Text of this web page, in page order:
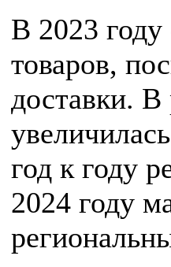
В 2023
товаров,
доставки.
год к году
2024 году